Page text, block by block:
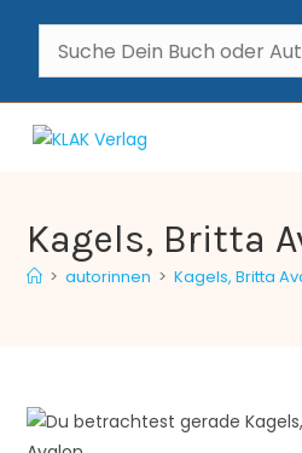
Kagels, Britta
> autorinnen > Kagels, Britta